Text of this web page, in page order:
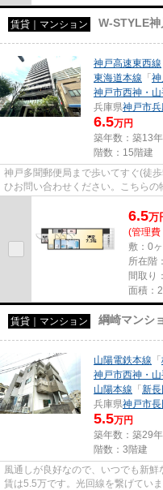
賃貸｜マンション W-STYLE
神戸高速東西線
東海道本線 「
神戸市西神・山
兵庫県神戸市兵
6.5万円
築年数：築13年
階数：15階建
神戸多聞郵便局まで歩いてすぐ(徒
ひお問い合わせください。こちら
6.5万
(管理費
敷：0
所在階
間取り
面積：
賃貸｜マンション 綱崎マンシ
山陽電鉄本線 「
神戸市西神・山
山陽本線 「 新長
兵庫県神戸市長
5.5万円
築年数：築29年
階数：3階建
風通しが良好なので、いつでも新
賃は5.5万です。光回線を繋げてい